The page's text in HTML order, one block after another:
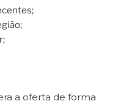
a oferta de forma